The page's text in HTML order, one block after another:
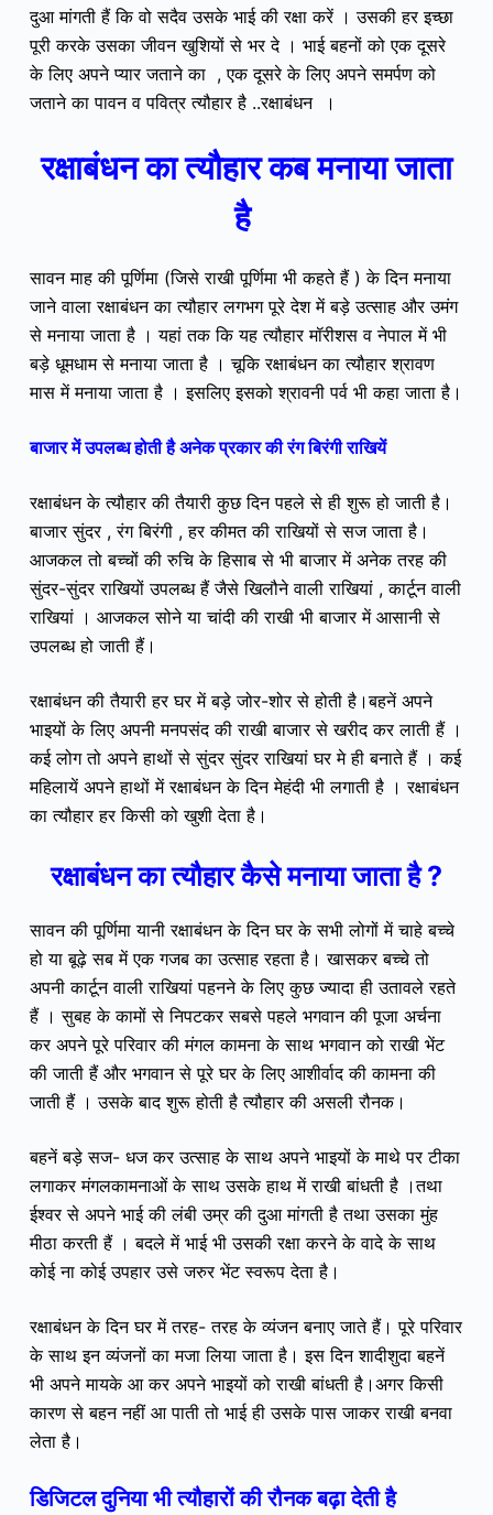
दुआ मांगती हैं कि वो सदैव उसके भाई की रक्षा करें । उसकी हर इच्छा
पूरी करके उसका जीवन खुशियों से भर दे । भाई बहनों को एक दूसरे
के लिए अपने प्यार जताने का , एक दूसरे के लिए अपने समर्पण को
जताने का पावन व पवित्र त्यौहार है ..रक्षाबंधन ।
रक्षाबंधन का त्यौहार कब मनाया जाता
है
सावन माह की पूर्णिमा (जिसे राखी पूर्णिमा भी कहते हैं ) के दिन मनाया
जाने वाला रक्षाबंधन का त्यौहार लगभग पूरे देश में बड़े उत्साह और उमंग
से मनाया जाता है । यहां तक कि यह त्यौहार मॉरीशस व नेपाल में भी
बड़े धूमधाम से मनाया जाता है । चूकि रक्षाबंधन का त्यौहार श्रावण
मास में मनाया जाता है । इसलिए इसको श्रावनी पर्व भी कहा जाता है।
बाजार में उपलब्ध होती है अनेक प्रकार की रंग बिरंगी राखियें
रक्षाबंधन के त्यौहार की तैयारी कुछ दिन पहले से ही शुरू हो जाती है।
बाजार सुंदर , रंग बिरंगी , हर कीमत की राखियों से सज जाता है।
आजकल तो बच्चों की रुचि के हिसाब से भी बाजार में अनेक तरह की
सुंदर-सुंदर राखियों उपलब्ध हैं जैसे खिलौने वाली राखियां , कार्टून वाली
राखियां । आजकल सोने या चांदी की राखी भी बाजार में आसानी से
उपलब्ध हो जाती हैं।
रक्षाबंधन की तैयारी हर घर में बड़े जोर-शोर से होती है।बहनें अपने
भाइयों के लिए अपनी मनपसंद की राखी बाजार से खरीद कर लाती हैं ।
कई लोग तो अपने हाथों से सुंदर सुंदर राखियां घर मे ही बनाते हैं । कई
महिलायें अपने हाथों में रक्षाबंधन के दिन मेहंदी भी लगाती है । रक्षाबंधन
का त्यौहार हर किसी को खुशी देता है।
रक्षाबंधन का त्यौहार कैसे मनाया जाता है ?
सावन की पूर्णिमा यानी रक्षाबंधन के दिन घर के सभी लोगों में चाहे बच्चे
हो या बूढ़े सब में एक गजब का उत्साह रहता है। खासकर बच्चे तो
अपनी कार्टून वाली राखियां पहनने के लिए कुछ ज्यादा ही उतावले रहते
हैं । सुबह के कामों से निपटकर सबसे पहले भगवान की पूजा अर्चना
कर अपने पूरे परिवार की मंगल कामना के साथ भगवान को राखी भेंट
की जाती हैं और भगवान से पूरे घर के लिए आशीर्वाद की कामना की
जाती हैं । उसके बाद शुरू होती है त्यौहार की असली रौनक।
बहनें बड़े सज- धज कर उत्साह के साथ अपने भाइयों के माथे पर टीका
लगाकर मंगलकामनाओं के साथ उसके हाथ में राखी बांधती है ।तथा
ईश्वर से अपने भाई की लंबी उम्र की दुआ मांगती है तथा उसका मुंह
मीठा करती हैं । बदले में भाई भी उसकी रक्षा करने के वादे के साथ
कोई ना कोई उपहार उसे जरुर भेंट स्वरूप देता है।
रक्षाबंधन के दिन घर में तरह- तरह के व्यंजन बनाए जाते हैं। पूरे परिवार
के साथ इन व्यंजनों का मजा लिया जाता है। इस दिन शादीशुदा बहनें
भी अपने मायके आ कर अपने भाइयों को राखी बांधती है।अगर किसी
कारण से बहन नहीं आ पाती तो भाई ही उसके पास जाकर राखी बनवा
लेता है।
डिजिटल दुनिया भी त्यौहारों की रौनक बढ़ा देती है